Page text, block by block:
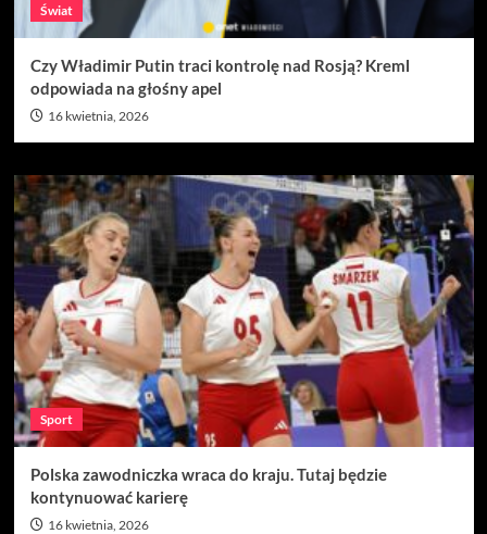
Świat
Czy Władimir Putin traci kontrolę nad Rosją? Kreml
odpowiada na głośny apel
16 kwietnia, 2026
Sport
Polska zawodniczka wraca do kraju. Tutaj będzie
kontynuować karierę
16 kwietnia, 2026